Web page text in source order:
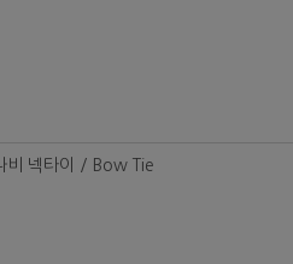
비 넥타이 / Bow Tie